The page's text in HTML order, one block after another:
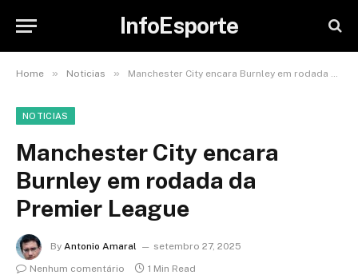
InfoEsporte
Home » Noticias » Manchester City encara Burnley em rodada da Premier League
NOTICIAS
Manchester City encara
Burnley em rodada da
Premier League
By Antonio Amaral
setembro 27, 2025
Nenhum comentário
1 Min Read